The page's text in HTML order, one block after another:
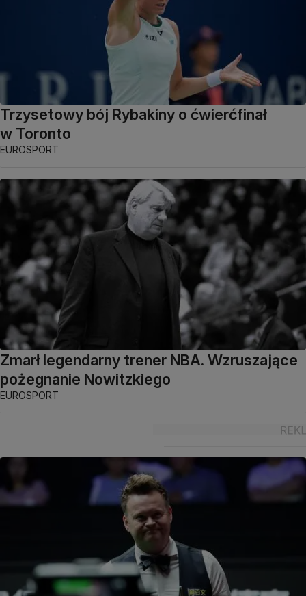
Trzysetowy bój Rybakiny o ćwierćfinał
w Toronto
EUROSPORT
Zmarł legendarny trener NBA. Wzruszające
pożegnanie Nowitzkiego
EUROSPORT